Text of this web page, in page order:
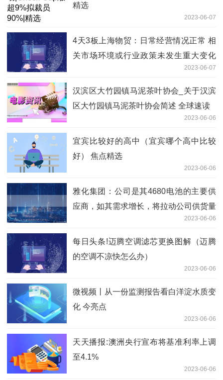
精选
2023-06-07
4天3板上海物贸：日常经营情况正常 相
关市场环境或行业政策未发生重大变化
2023-06-07
汉滨区大竹园镇马泥茶叶协会_关于汉滨
区大竹园镇马泥茶叶协会简述 全球速读
2023-06-06
宜宾比较好的高中（宜宾哪个高中比较
好） 焦点精选
2023-06-06
雅化集团：公司是其4680电池的主要供
应商，如其需求增长，将拉动公司供货量
2023-06-06
每日头条!迈腾空调滤芯更换图解（迈腾
的空调不凉快怎么办）
2023-06-06
微视频丨从一份监测报告看白洋淀水质变
化 今亮点
2023-06-06
天天播报:澳洲央行宣布将基准利率上调
至4.1%
2023-06-06